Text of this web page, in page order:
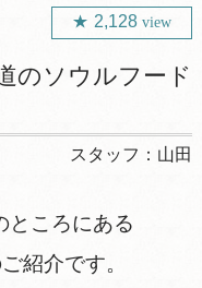
2,128view
のソウルフード
スタッフ： 山田
ところにある
紹介です。